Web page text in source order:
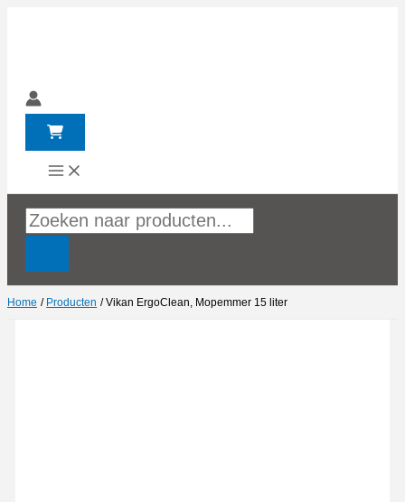
inhoud
Producten
Home Producten Vikan ErgoClean, Mopemmer 15 liter